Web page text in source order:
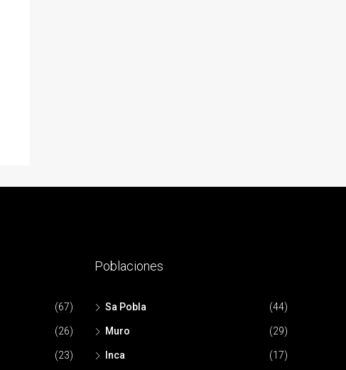
(67)
(26)
(23)
Poblaciones
Sa Pobla (44)
Muro (29)
Inca (17)